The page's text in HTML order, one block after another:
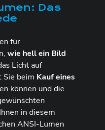
Das
für
wie hell ein Bild
Licht auf
Sie beim Kauf eines
können und die
in diesem
ANSI-Lumen